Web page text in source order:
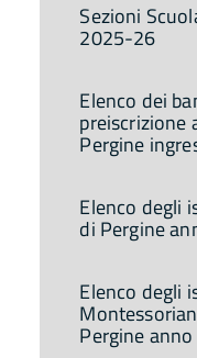
Sezioni
2025-26
Elenco dei
preiscrizione
Pergine
Elenco degli
di Pergine
Elenco degli
Pergine